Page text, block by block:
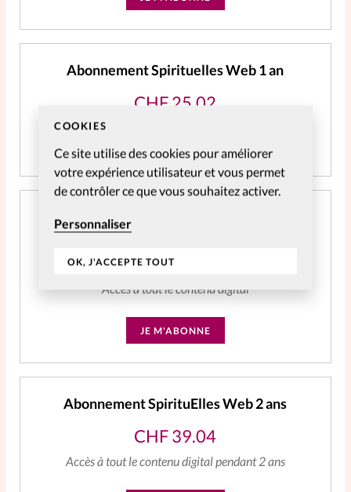
COOKIES
Ce site utilise des cookies pour améliorer
votre expérience utilisateur et vous permet
de contrôler ce que vous souhaitez activer.
Personnaliser
OK, J'ACCEPTE TOUT
Abonnement Spirituelles Web 1 an
CHF25.02
Abonnement SpirituElles Web 3 ans - NE
PLUS UTILISER
CHF59.06
Accès à tout le contenu digital
JE M'ABONNE
Abonnement SpirituElles Web 2 ans
CHF39.04
Accès à tout le contenu digital pendant 2 ans